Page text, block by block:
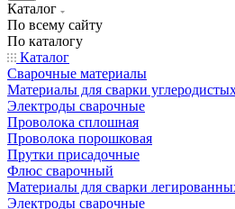
Каталог
По всему сайту
По каталогу
Каталог
Сварочные материалы
Материалы для сварки
Электроды сварочные
Проволока сплошная
Проволока порошковая
Прутки присадочные
Флюс сварочный
Материалы для сварки
Электроды сварочные